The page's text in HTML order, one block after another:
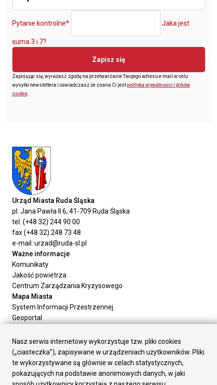
Pytanie kontrolne* Jaka jest
suma 3 i 7?
Zapisz się
Zapisując się, wyrażasz zgodę na przetwarzanie Twojego adresu e-mail w celu
wysyłki newslettera i oświadczasz że znana Ci jestpolityka prywatności i plików
cookie
Urząd Miasta Ruda Śląska
pl. Jana Pawła II 6, 41-709 Ruda Śląska
tel. (+48 32) 244 90 00
fax (+48 32) 248 73 48
e-mail: urzad@ruda-sl.pl
Ważne informacje
Komunikaty
Jakość powietrza
Centrum Zarządzania Kryzysowego
Mapa Miasta
System Informacji Przestrzennej
Geoportal
Załatw sprawę
Prezydent Miasta
Rada Miasta
Wydziały
Elektroniczna Skrzynka Podawcza
Nasz serwis internetowy wykorzystuje tzw. pliki cookies
(„ciasteczka”), zapisywane w urządzeniach użytkowników. Pliki
te wykorzystywane są głównie w celach statystycznych,
pokazujących na podstawie anonimowych danych, w jaki